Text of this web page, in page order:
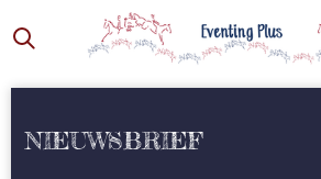
Ga
naar
hoofdinhoud
NIEUWSBRIEF